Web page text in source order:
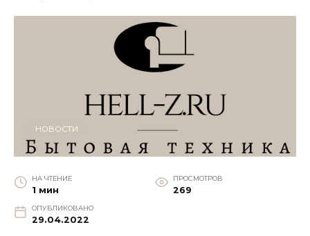
НОВОСТИ
НА ЧТЕНИЕ
1 мин
ПРОСМОТРОВ
269
ОПУБЛИКОВАНО
29.04.2022